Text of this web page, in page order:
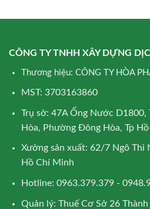
CÔNG TY TNHH XÂY DỰNG
Thương hiệu: CÔNG TY HÒA
MST: 3703163860
Trụ sở: 47A Ống Nước D1800,
Hòa, Phường Đông Hòa, Tp
Xưởng sản xuất: 62/7 Ngô Thì
Hồ Chí Minh
Hotline: 0963.379.379 -
Quản lý: Thuế Cơ Sở 26